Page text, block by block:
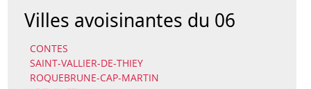
Villes avoisinantes du 06
CONTES
SAINT-VALLIER-DE-THIEY
ROQUEBRUNE-CAP-MARTIN